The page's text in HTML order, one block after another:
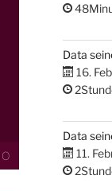
Data
16.
Data
11.